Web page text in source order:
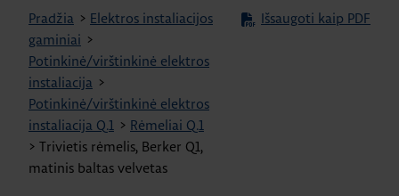
Pradžia > Elektros instaliacijos
gaminiai >
Potinkinė/virštinkinė elektros
instaliacija >
Potinkinė/virštinkinė elektros
instaliacija Q.1 > Rėmeliai Q.1
> Trivietis rėmelis, Berker Q1,
matinis baltas velvetas
Išsaugoti kaip PDF